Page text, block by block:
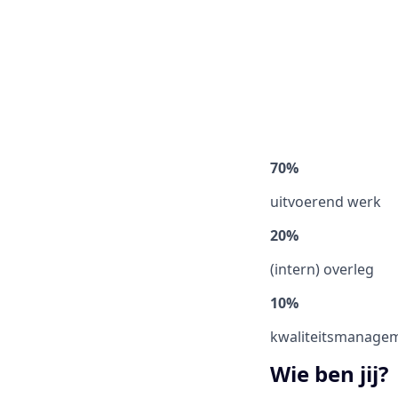
70%
uitvoerend werk
20%
(intern) overleg
10%
Wie ben jij?